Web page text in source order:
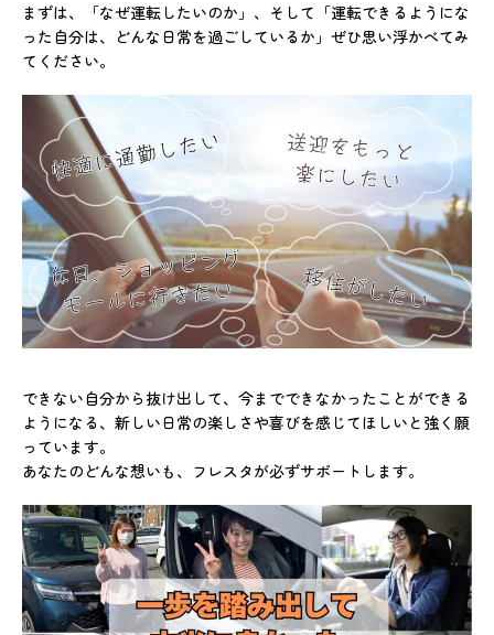
まずは、「なぜ運転したいのか」、そして「運転できるようにな
った自分は、どんな日常を過ごしているか」ぜひ思い浮かべてみ
てください。
できない自分から抜け出して、今までできなかったことができる
ようになる、新しい日常の楽しさや喜びを感じてほしいと強く願
っています。
あなたのどんな想いも、フレスタが必ずサポートします。